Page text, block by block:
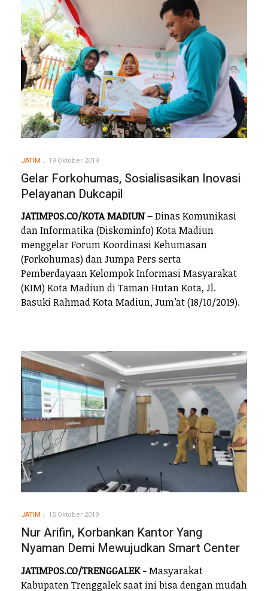
JATIM 19 Oktober 2019
Gelar Forkohumas, Sosialisasikan Inovasi
Pelayanan Dukcapil
JATIMPOS.CO/KOTA MADIUN –Dinas Komunikasi
dan Informatika (Diskominfo) Kota Madiun
menggelar Forum Koordinasi Kehumasan
(Forkohumas) dan Jumpa Pers serta
Pemberdayaan Kelompok Informasi Masyarakat
(KIM) Kota Madiun di Taman Hutan Kota, Jl.
Basuki Rahmad Kota Madiun, Jum’at (18/10/2019).
JATIM 15 Oktober 2019
Nur Arifin, Korbankan Kantor Yang
Nyaman Demi Mewujudkan Smart Center
JATIMPOS.CO/TRENGGALEK -Masyarakat
Kabupaten Trenggalek saat ini bisa dengan mudah